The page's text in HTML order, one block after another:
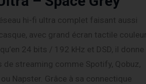
hi-fi ultra complet faisant aussi
avec grand écran tactile couleur
24 bits / 192 kHz et DSD, il donne
de streaming comme Spotify, Qobuz,
Napster. Grâce à sa connectique